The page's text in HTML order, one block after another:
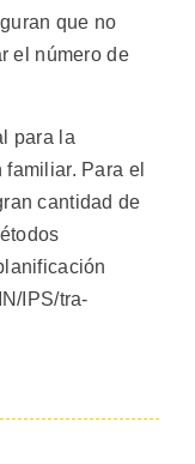
que no
el número de
para la
Para el
cantidad de
IPS/tra-